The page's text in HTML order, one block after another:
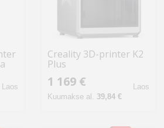
Laos
Creality 3D-printer K2
Plus
1 169 €
Kuumakse al. 39,84 €
Laos